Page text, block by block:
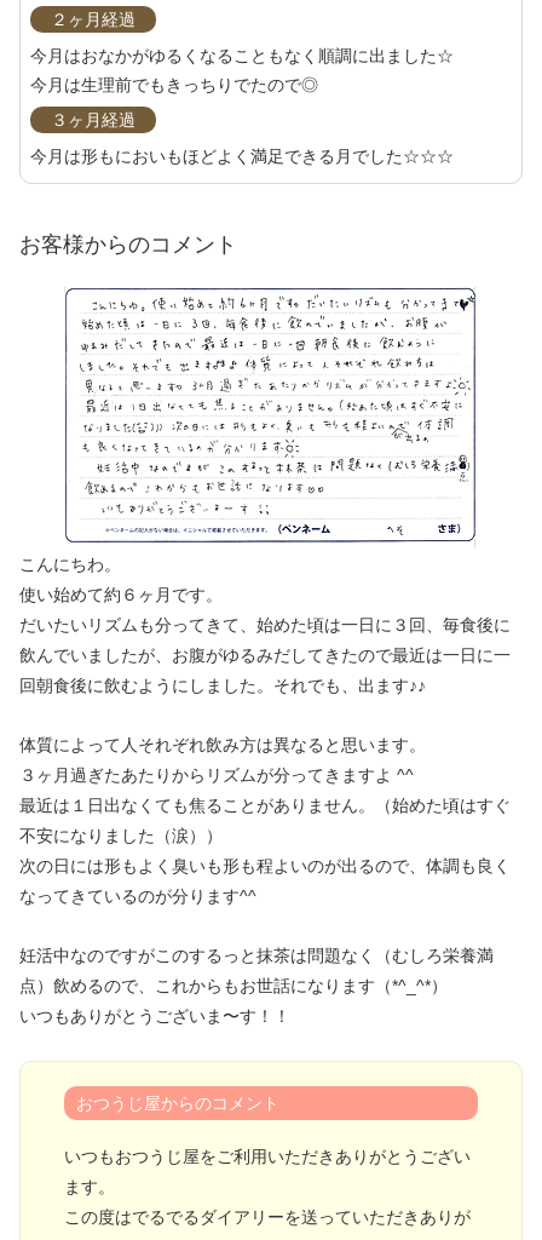
２ヶ月経過
今月はおなかがゆるくなることもなく順調に出ました☆
今月は生理前でもきっちりでたので◎
３ヶ月経過
今月は形もにおいもほどよく満足できる月でした☆☆☆
お客様からのコメント
こんにちわ。
使い始めて約６ヶ月です。
だいたいリズムも分ってきて、始めた頃は一日に３回、毎食後に
飲んでいましたが、お腹がゆるみだしてきたので最近は一日に一
回朝食後に飲むようにしました。それでも、出ます♪♪
体質によって人それぞれ飲み方は異なると思います。
３ヶ月過ぎたあたりからリズムが分ってきますよ ^^
最近は１日出なくても焦ることがありません。（始めた頃はすぐ
不安になりました（涙））
次の日には形もよく臭いも形も程よいのが出るので、体調も良く
なってきているのが分ります^^
妊活中なのですがこのするっと抹茶は問題なく（むしろ栄養満
点）飲めるので、これからもお世話になります（*^_^*）
いつもありがとうございま〜す！！
おつうじ屋からのコメント
いつもおつうじ屋をご利用いただきありがとうござい
ます。
この度はでるでるダイアリーを送っていただきありが